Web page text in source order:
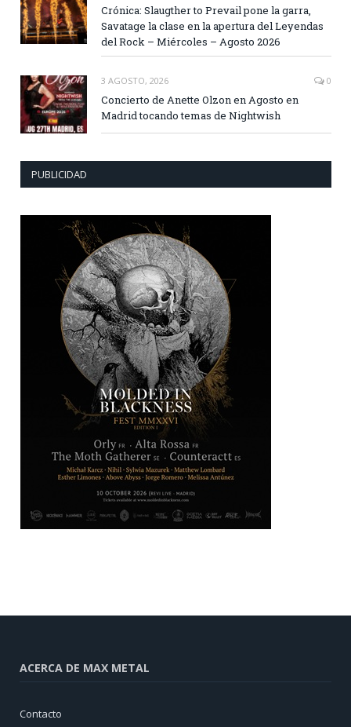
Crónica: Slaugther to Prevail pone la garra,
Savatage la clase en la apertura del Leyendas
del Rock – Miércoles – Agosto 2026
3 AGOSTO, 2026 0
Concierto de Anette Olzon en Agosto en
Madrid tocando temas de Nightwish
PUBLICIDAD
ACERCA DE MAX METAL
Contacto